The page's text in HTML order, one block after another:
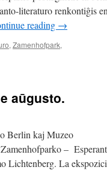
literaturo renkontiĝis en
reading →
, Zamenhofpark,
aūgusto.
Berlin kaj Muzeo
–
Lichtenberg. La